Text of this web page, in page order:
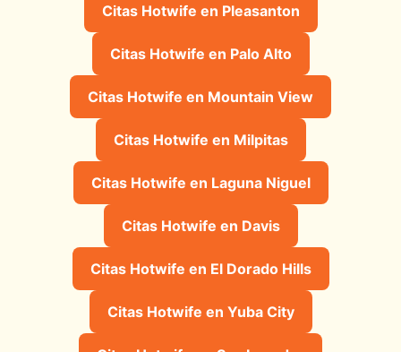
Citas Hotwife en Pleasanton
Citas Hotwife en Palo Alto
Citas Hotwife en Mountain View
Citas Hotwife en Milpitas
Citas Hotwife en Laguna Niguel
Citas Hotwife en Davis
Citas Hotwife en El Dorado Hills
Citas Hotwife en Yuba City